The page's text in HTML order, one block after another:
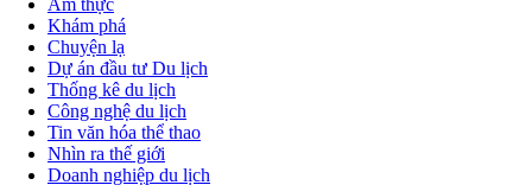
Ẩm thực
Khám phá
Chuyện lạ
Dự án đầu tư Du lịch
Thống kê du lịch
Công nghệ du lịch
Tin văn hóa thể thao
Nhìn ra thế giới
Doanh nghiệp du lịch